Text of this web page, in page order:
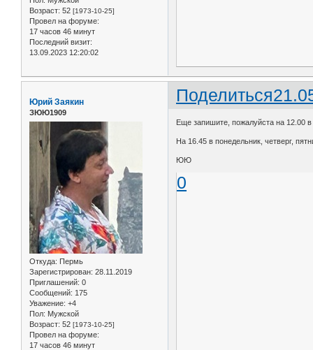
Возраст: 52 [1973-10-25]
Провел на форуме:
17 часов 46 минут
Последний визит:
13.09.2023 12:20:02
Поделиться
Юрий Заякин
ЗЮЮ1909
Откуда: Пермь
Зарегистрирован: 28.11.2019
Приглашений: 0
Сообщений: 175
Уважение: +4
Пол: Мужской
Возраст: 52 [1973-10-25]
Провел на форуме:
17 часов 46 минут
Еще запишите, пожалуйста на 12.00
На 16.45 в понедельник, четверг,
ЮЮ
0